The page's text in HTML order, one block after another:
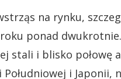
na rynku,
ponad
stali i blisko
Południowej i